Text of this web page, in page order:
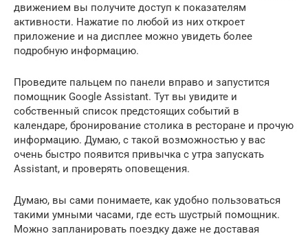
движением вы получите доступ к показателям
активности. Нажатие по любой из них откроет
приложение и на дисплее можно увидеть более
подробную информацию.
Проведите пальцем по панели вправо и запустится
помощник Google Assistant. Тут вы увидите и
собственный список предстоящих событий в
календаре, бронирование столика в ресторане и прочую
информацию. Думаю, с такой возможностью у вас
очень быстро появится привычка с утра запускать
Assistant, и проверять оповещения.
Думаю, вы сами понимаете, как удобно пользоваться
такими умными часами, где есть шустрый помощник.
Можно запланировать поездку даже не доставая